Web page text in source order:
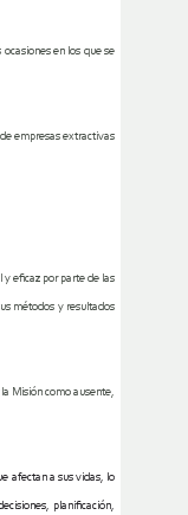
en los que se
empresas extractivas
y eficaz por parte de las
métodos y resultados
Misión como ausente,
afectan a sus vidas, lo
planificación,